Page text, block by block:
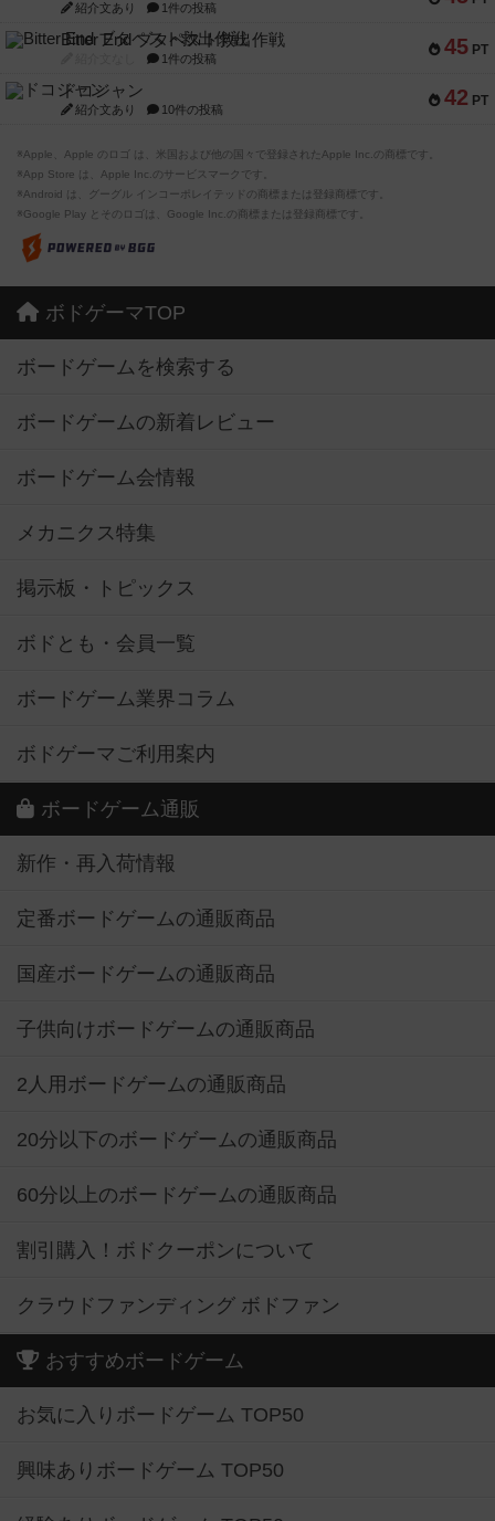
紹介文あり 1件の投稿
45 PT
Bitter End ブタペスト救出作戦
1件の投稿
42 PT
ドコジャン
紹介文あり 10件の投稿
※Apple、Apple のロゴ は、米国および他の国々で登録されたApple Inc.の商標です。
※App Store は、Apple Inc.のサービスマークです。
※Android は、グーグル インコーポレイテッドの商標または登録商標です。
※Google Play とそのロゴは、Google Inc.の商標または登録商標です。
ボドゲーマTOP
ボードゲームを検索する
ボードゲームの新着レビュー
ボードゲーム会情報
メカニクス特集
掲示板・トピックス
ボドとも・会員一覧
ボードゲーム業界コラム
ボドゲーマご利用案内
ボードゲーム通販
新作・再入荷情報
定番ボードゲームの通販商品
国産ボードゲームの通販商品
子供向けボードゲームの通販商品
2人用ボードゲームの通販商品
20分以下のボードゲームの通販商品
60分以上のボードゲームの通販商品
割引購入！ボドクーポンについて
クラウドファンディング ボドファン
おすすめボードゲーム
お気に入りボードゲーム TOP50
興味ありボードゲーム TOP50